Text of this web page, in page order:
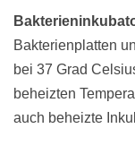
Bakterienplatten
bei 37 Grad
beheizten
auch beheizte